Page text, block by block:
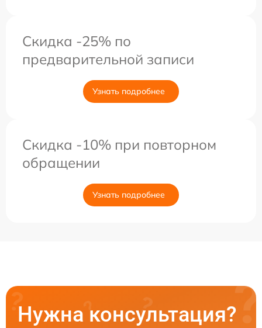
Скидка -25% по
предварительной записи
Узнать подробнее
Скидка -10% при повторном
обращении
Узнать подробнее
Нужна консультация?